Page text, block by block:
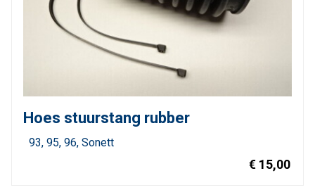
Hoes stuurstang rubber
93 95 96 Sonett
€ 15,00